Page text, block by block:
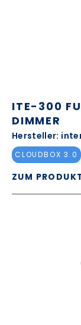
ITE-300
DIMMER
Hersteller:
CLOUDBOX 3.0
ZUM